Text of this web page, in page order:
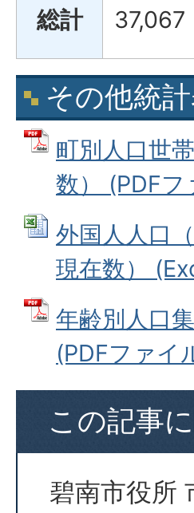
総計 37,067
その他統
町別人口世
数） (PDF
外国人人口
現在数）
年齢別人口
(PDFファイ
この記事
碧南市役所